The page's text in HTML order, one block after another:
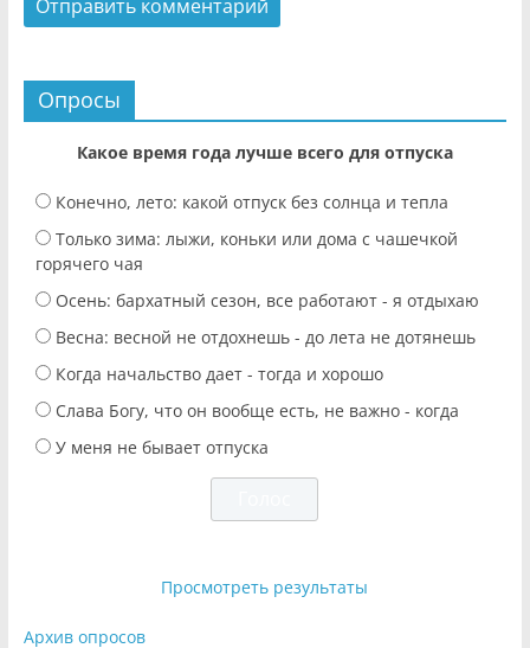
Опросы
Какое время года лучше всего для отпуска
Конечно, лето: какой отпуск без солнца и тепла
Только зима: лыжи, коньки или дома с чашечкой
горячего чая
Осень: бархатный сезон, все работают - я отдыхаю
Весна: весной не отдохнешь - до лета не дотянешь
Когда начальство дает - тогда и хорошо
Слава Богу, что он вообще есть, не важно - когда
У меня не бывает отпуска
Просмотреть результаты
Архив опросов